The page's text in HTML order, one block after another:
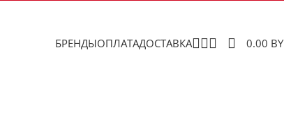
БРЕНДЫОПЛАТАДОСТАВКА 0.00